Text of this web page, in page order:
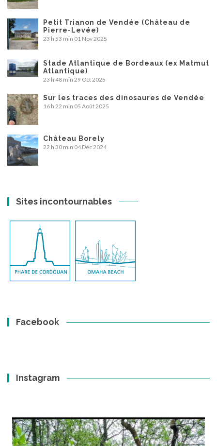
Petit Trianon de Vendée (Château de
Pierre-Levée)
23 h 53 min 01 Nov 2025
Stade Atlantique de Bordeaux (ex Matmut
Atlantique)
23 h 48 min 29 Oct 2025
Sur les traces des dinosaures de Vendée
16 h 22 min 05 Août 2025
Château Borely
22 h 30 min 04 Déc 2024
Sites incontournables
Facebook
Instagram